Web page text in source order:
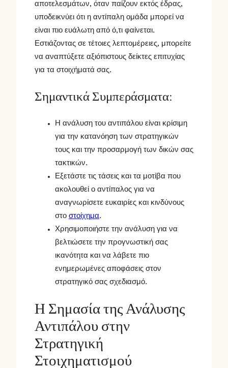
αποτελεσμάτων, όταν παίζουν εκτός έδρας,
υποδεικνύει ότι η αντίπαλη ομάδα μπορεί να
είναι πιο ευάλωτη από ό,τι φαίνεται.
Εστιάζοντας σε τέτοιες λεπτομέρειες, μπορείτε
να αναπτύξετε αξιόπιστους δείκτες επιτυχίας
για τα στοιχήματά σας.
Σημαντικά Συμπεράσματα:
Η ανάλυση του αντιπάλου είναι κρίσιμη
για την κατανόηση των στρατηγικών
τους και την προσαρμογή των δικών σας
τακτικών.
Εξετάστε τις τάσεις και τα μοτίβα που
ακολουθεί ο αντίπαλος για να
αναγνωρίσετε ευκαιρίες και κινδύνους
στο στοίχημα.
Χρησιμοποιήστε την ανάλυση για να
βελτιώσετε την προγνωστική σας
ικανότητα και να λάβετε πιο
ενημερωμένες αποφάσεις στον
στρατηγικό σας σχεδιασμό.
Η Σημασία της Ανάλυσης
Αντιπάλου στην
Στρατηγική
Στοιχηματισμού